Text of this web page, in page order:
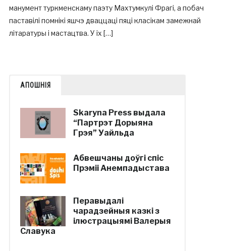
манумент туркменскаму паэту Махтумкулі Фрагі, а побач
паставілі помнікі яшчэ дваццаці пяці класікам замежнай
літаратуры і мастацтва. У іх […]
АПОШНІЯ
Skaryna Press выдала
“Партрэт Дорыяна
Грэя” Уайльда
Абвешчаны доўгі спіс
Прэміі Анемпадыстава
Перавыдалі
чарадзейныя казкі з
ілюстрацыямі Валерыя
Славука